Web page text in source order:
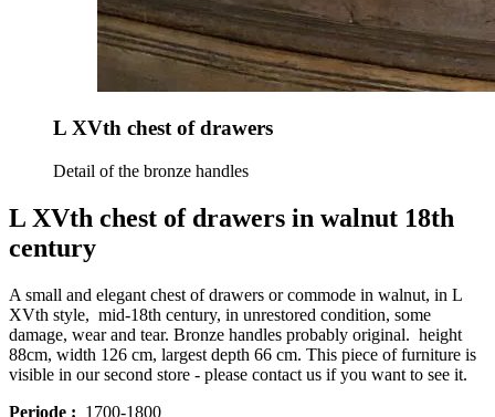
L XVth chest of drawers
Detail of the bronze handles
L XVth chest of drawers in walnut 18th
century
A small and elegant chest of drawers or commode in walnut, in L
XVth style, mid-18th century, in unrestored condition, some
damage, wear and tear. Bronze handles probably original. height
88cm, width 126 cm, largest depth 66 cm. This piece of furniture is
visible in our second store - please contact us if you want to see it.
Periode : 1700-1800